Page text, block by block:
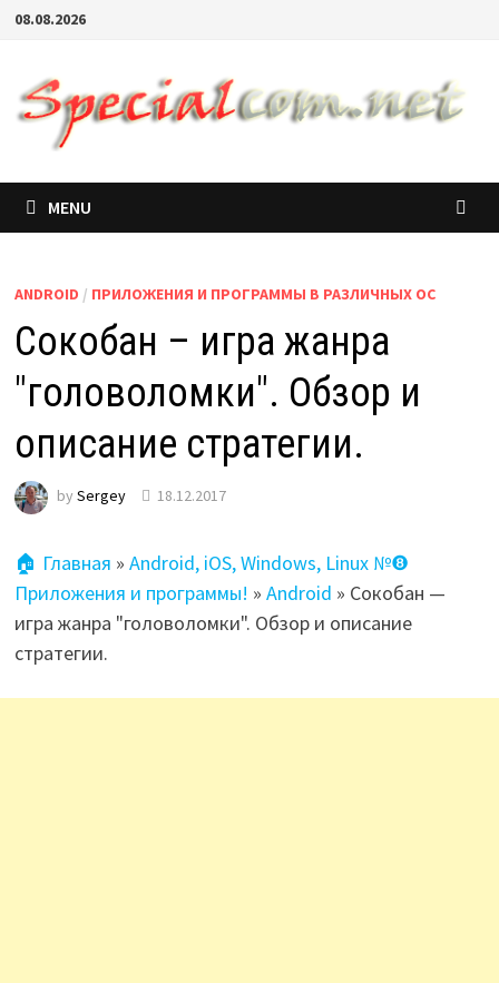
08.08.2026
MENU
ANDROID / ПРИЛОЖЕНИЯ И ПРОГРАММЫ В РАЗЛИЧНЫХ ОС
Сокобан – игра жанра
"головоломки". Обзор и
описание стратегии.
by Sergey 18.12.2017
🏠 Главная » Android, iOS, Windows, Linux №❽
Приложения и программы! » Android » Сокобан —
игра жанра "головоломки". Обзор и описание
стратегии.